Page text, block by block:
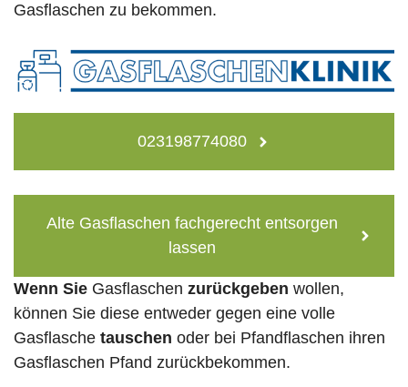
Gasflaschen zu bekommen.
023198774080
Alte Gasflaschen fachgerecht entsorgen
lassen
Wenn Sie Gasflaschen zurückgeben wollen,
können Sie diese entweder gegen eine volle
Gasflasche tauschen oder bei Pfandflaschen ihren
Gasflaschen Pfand zurückbekommen.